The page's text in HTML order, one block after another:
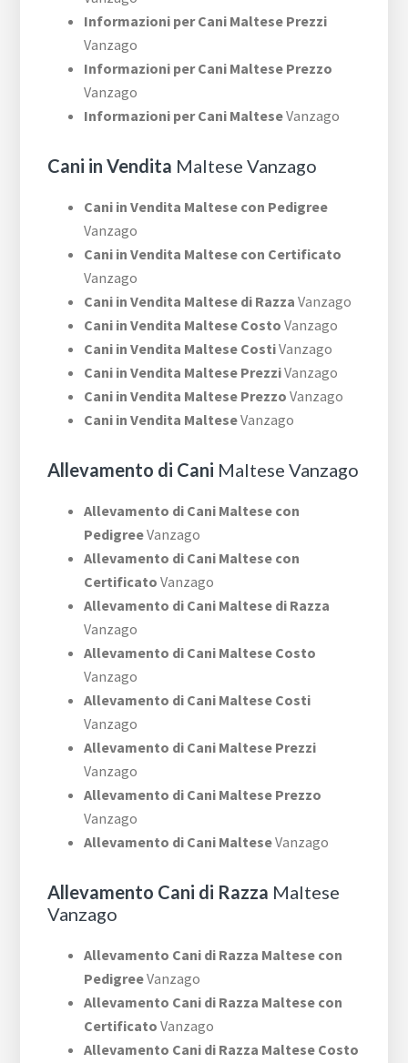
Informazioni per Cani Maltese Prezzi
Vanzago
Informazioni per Cani Maltese Prezzo
Vanzago
Informazioni per Cani MalteseVanzago
Cani in Vendita Maltese Vanzago
Cani in Vendita Maltese con Pedigree
Vanzago
Cani in Vendita Maltese con Certificato
Vanzago
Cani in Vendita Maltese di Razza Vanzago
Cani in Vendita Maltese Costo Vanzago
Cani in Vendita Maltese CostiVanzago
Cani in Vendita Maltese PrezziVanzago
Cani in Vendita Maltese Prezzo Vanzago
Cani in Vendita MalteseVanzago
Allevamento di Cani Maltese Vanzago
Allevamento di Cani Maltese con
PedigreeVanzago
Allevamento di Cani Maltese con
Certificato Vanzago
Allevamento di Cani Maltese di Razza
Vanzago
Allevamento di Cani Maltese Costo
Vanzago
Allevamento di Cani Maltese Costi
Vanzago
Allevamento di Cani Maltese Prezzi
Vanzago
Allevamento di Cani Maltese Prezzo
Vanzago
Allevamento di Cani MalteseVanzago
Allevamento Cani di Razza Maltese
Vanzago
Allevamento Cani di Razza Maltese con
PedigreeVanzago
Allevamento Cani di Razza Maltese con
Certificato Vanzago
Allevamento Cani di Razza Maltese Costo